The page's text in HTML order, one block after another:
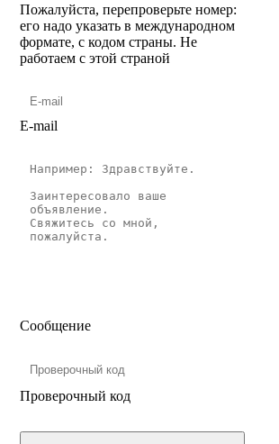
Пожалуйста, перепроверьте номер:
его надо указать в международном
формате, с кодом страны. Не
работаем с этой страной
E-mail
Сообщение
Проверочный код